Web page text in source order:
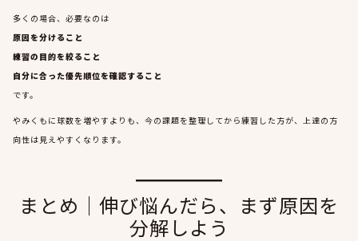
多くの場合、必要なのは
原因を分けること
練習の目的を絞ること
自分に合った優先順位を確認すること
です。
やみくもに球数を増やすよりも、今の課題を整理してから練習した方が、上達の方
向性は見えやすくなります。
まとめ｜伸び悩んだら、まず原因を
分解しよう